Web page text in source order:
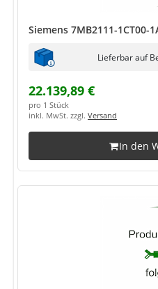
Siemens 7MB2111-1CT00-
Lieferbar auf
22.139,89 €
pro 1 Stück
inkl. MwSt. zzgl. Versand
In den